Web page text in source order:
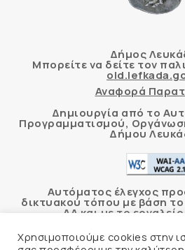
Δήμος
Μπορείτε να δείτε τον
Αναφορά
Δημιουργία από το
Προγραμματισμού,
Δήμου
Αυτόματος έλεγχος
δικτυακού τόπου με βάση
AA και με το
Δήλωση
Χρησιμοποιούμε cookies στην